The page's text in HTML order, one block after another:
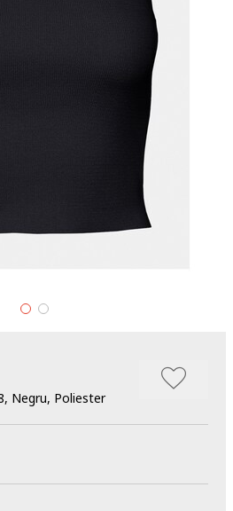
Negru, Poliester